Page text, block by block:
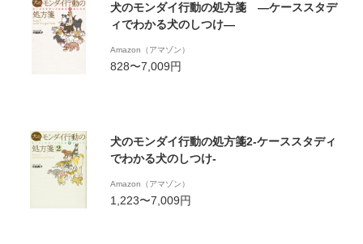
犬のモンダイ行動の処方箋 ―ケーススタデ
ィでわかる犬のしつけ―
Amazon（アマゾン）
828〜7,009円
犬のモンダイ行動の処方箋2-ケーススタディ
でわかる犬のしつけ-
Amazon（アマゾン）
1,223〜7,009円